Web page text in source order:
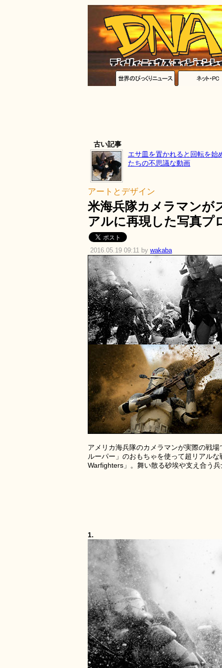
古い記事
エサ皿を置かれると回転を始
たちの不思議な動画
アートとデザイン
米海兵隊カメラマンが
アルに再現した写真
2016.05.19 09:11 by wakaba
アメリカ海兵隊のカメラマンが実際の戦
ルーパー」のおもちゃを使って超リアル
Warfighters」。舞い散る砂埃や支え合う
1.